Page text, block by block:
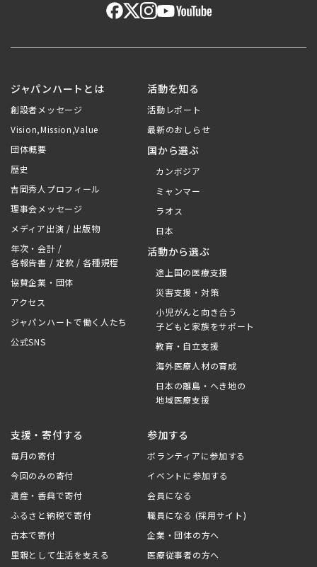
ジャパンハートとは
創設者メッセージ
Vision,Mission,Value
団体概要
歴史
吉岡秀人プロフィール
理事会メッセージ
メディア出演 / 出版物
年次・会計 /
各報告書 / 定款 / 各種規程
協賛企業・団体
アクセス
ジャパンハートで働く人たち
公式SNS
活動を知る
活動レポート
最新のおしらせ
国から選ぶ
カンボジア
ミャンマー
ラオス
日本
活動から選ぶ
途上国の医療支援
災害支援・対策
小児がんと向き合う
子どもと家族をサポート
教育・自立支援
海外医療人材の育成
日本の離島・へき地の
地域医療支援
支援・寄付する
毎月の寄付
今回のみの寄付
遺産・香典で寄付
ふるさと納税で寄付
古本で寄付
里親として生活を支える
参加する
ボランティアに参加する
イベントに参加する
会員になる
職員になる (採用サイト)
企業・団体の方へ
医療従事者の方へ